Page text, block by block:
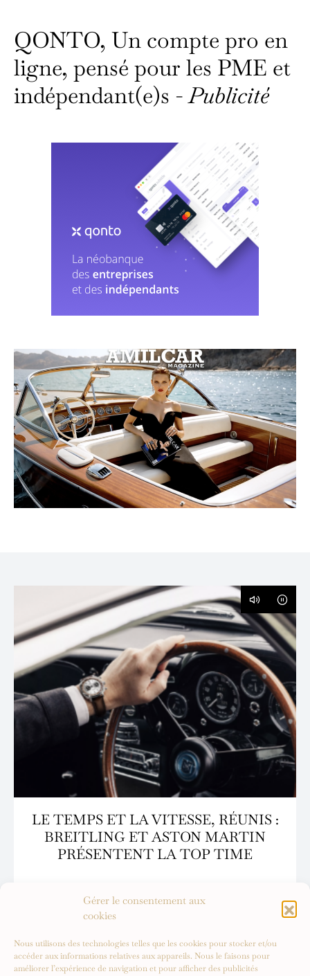
Gérer le consentement aux
cookies
Nous utilisons des technologies telles que les cookies pour stocker et/ou
accéder aux informations relatives aux appareils. Nous le faisons pour
améliorer l’expérience de navigation et pour afficher des publicités
QONTO, Un compte pro en
ligne, pensé pour les PME et
indépendant(e)s -Publicité
LE TEMPS ET LA VITESSE, RÉUNIS :
BREITLING ET ASTON MARTIN
PRÉSENTENT LA TOP TIME